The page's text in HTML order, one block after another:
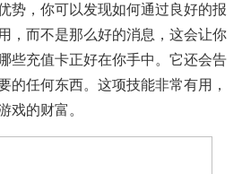
势，你可以发现如何通过良好的报
，而不是那么好的消息，这会让你
些充值卡正好在你手中。它还会告
的任何东西。这项技能非常有用，
戏的财富。